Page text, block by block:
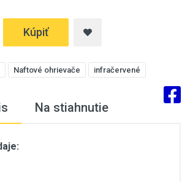
Kúpiť
Naftové ohrievače infračervené
Na stiahnutie